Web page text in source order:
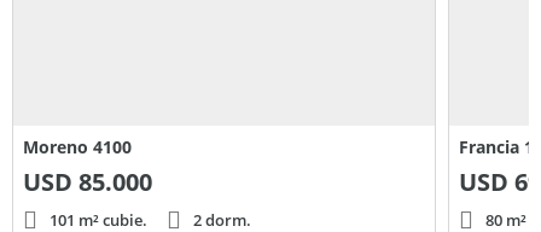
Moreno 4100
USD 85.000
101 m² cubie. 2 dorm.
Francia
USD
80 m²